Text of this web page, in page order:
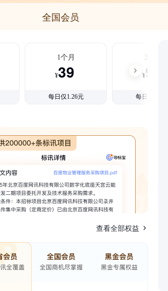
全国会员
1个月
¥39
每日仅1.26元
3个月
¥99
每日仅1.08元
查看全部权益